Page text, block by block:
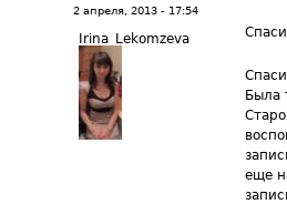
2 апреля, 2013 - 17:54
Irina_Lekomzeva
Была
еще